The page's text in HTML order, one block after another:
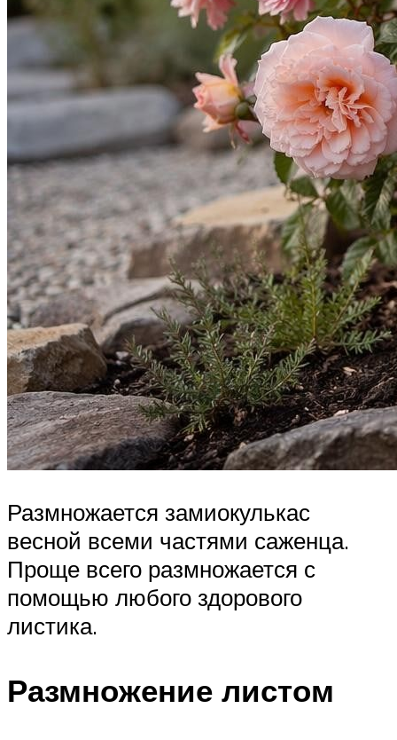
Размножается замиокулькас
весной всеми частями саженца.
Проще всего размножается с
помощью любого здорового
листика.
Размножение листом